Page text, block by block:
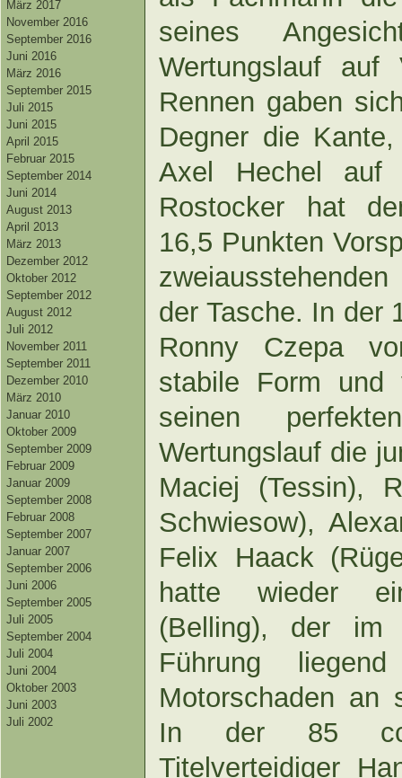
März 2017
November 2016
September 2016
Juni 2016
März 2016
September 2015
Juli 2015
Juni 2015
April 2015
Februar 2015
September 2014
Juni 2014
August 2013
April 2013
März 2013
Dezember 2012
Oktober 2012
September 2012
August 2012
Juli 2012
November 2011
September 2011
Dezember 2010
März 2010
Januar 2010
Oktober 2009
September 2009
Februar 2009
Januar 2009
September 2008
Februar 2008
September 2007
Januar 2007
September 2006
Juni 2006
September 2005
Juli 2005
September 2004
Juli 2004
Juni 2004
Oktober 2003
Juni 2003
Juli 2002
seines
Wertungslauf auf
Rennen gaben
Degner die
Axel Hechel auf
Rostocker hat
16,5 Punkten
der Tasche. In der
Ronny Czepa
stabile Form und
seinen
Wertungslauf die
Maciej (Tessin),
Schwiesow),
Felix Haack
hatte wieder
(Belling), der im
Führung
Motorschaden an
In der 85
Titelverteidiger